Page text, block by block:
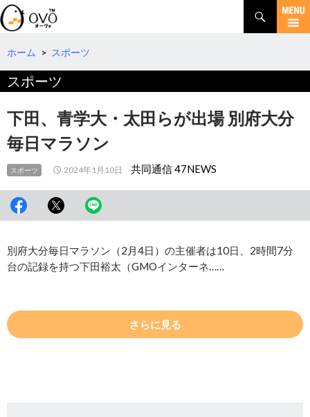
検
索
コ
テ
へ
移
ホーム > スポーツ
スポーツ
下田、青学大・太田らが出場 別府大分
毎日マラソン
スポーツ 2024年1月10日 共同通信 47NEWS
別府大分毎日マラソン（2月4日）の主催者は10日、2時間7分
台の記録を持つ下田裕太（GMOインターネ……
さらに見る